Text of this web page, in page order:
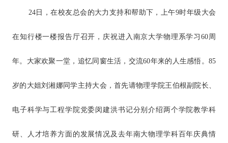
24日，在校友总会的大力支持和帮助下，上午9时年级大会
在知行楼一楼报告厅召开，庆祝进入南京大学物理系学习60周
年。大家欢聚一堂，追忆同窗生活，交流60年来的人生感悟。85
岁的大姐刘湘娜同学主持大会，首先请物理学院王伯根副院长、
电子科学与工程学院党委闵建洪书记分别介绍两个学院教学科
研、人才培养方面的发展情况及去年南大物理学科百年庆典情